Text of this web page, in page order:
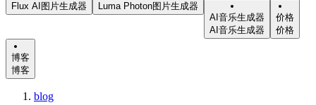
Flux AI图片生成器
Luma Photon图片生成器
AI音乐生成器
AI音乐生成器
价格
价格
博客
博客
blog